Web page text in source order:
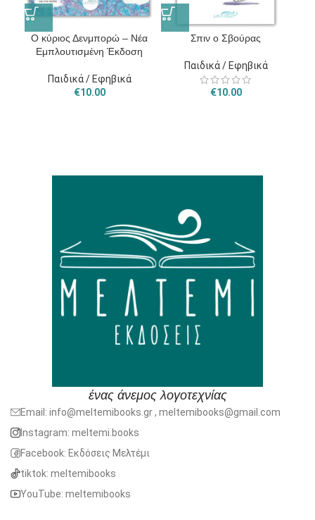
Ο κύριος Δενμπορώ – Νέα
Εμπλουτισμένη Έκδοση
Παιδικά / Εφηβικά
€10.00
Σπιν ο Σβούρας
Παιδικά / Εφηβικά
€10.00
ένας άνεμος λογοτεχνίας
Email: info@meltemibooks.gr , meltemibooks@gmail.com
Instagram: meltemi.books
Facebook: Εκδόσεις Μελτέμι
tiktok: meltemibooks
YouTube: meltemibooks